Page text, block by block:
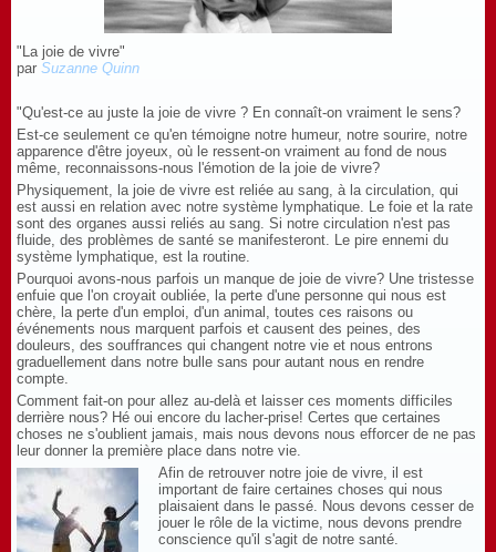
"La joie de vivre"
par Suzanne Quinn
"Qu'est-ce au juste la joie de vivre ? En connaît-on vraiment le sens?
Est-ce seulement ce qu'en témoigne notre humeur, notre sourire, notre
apparence d'être joyeux, où le ressent-on vraiment au fond de nous
même, reconnaissons-nous l'émotion de la joie de vivre?
Physiquement, la joie de vivre est reliée au sang, à la circulation, qui
est aussi en relation avec notre système lymphatique. Le foie et la rate
sont des organes aussi reliés au sang. Si notre circulation n'est pas
fluide, des problèmes de santé se manifesteront. Le pire ennemi du
système lymphatique, est la routine.
Pourquoi avons-nous parfois un manque de joie de vivre? Une tristesse
enfuie que l'on croyait oubliée, la perte d'une personne qui nous est
chère, la perte d'un emploi, d'un animal, toutes ces raisons ou
événements nous marquent parfois et causent des peines, des
douleurs, des souffrances qui changent notre vie et nous entrons
graduellement dans notre bulle sans pour autant nous en rendre
compte.
Comment fait-on pour allez au-delà et laisser ces moments difficiles
derrière nous? Hé oui encore du lacher-prise! Certes que certaines
choses ne s'oublient jamais, mais nous devons nous efforcer de ne pas
leur donner la première place dans notre vie.
Afin de retrouver notre joie de vivre, il est
important de faire certaines choses qui nous
plaisaient dans le passé. Nous devons cesser de
jouer le rôle de la victime, nous devons prendre
conscience qu'il s'agit de notre santé.